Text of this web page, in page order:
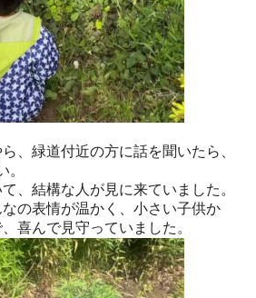
、緑道付近の方に話を聞いたら、
。
、結構な人が見に来ていました。
の表情が温かく、小さい子供か
喜んで見守っていました。